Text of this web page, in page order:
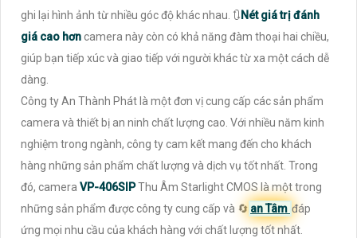
ghi lại hình ảnh từ nhiều góc độ khác nhau. 🔃 Nét giá trị đánh
giá cao hơncamera này còn có khả năng đàm thoại hai chiều,
giúp bạn tiếp xúc và giao tiếp với người khác từ xa một cách dễ
dàng.
Công ty An Thành Phát là một đơn vị cung cấp các sản phẩm
camera và thiết bị an ninh chất lượng cao. Với nhiều năm kinh
nghiệm trong ngành, công ty cam kết mang đến cho khách
hàng những sản phẩm chất lượng và dịch vụ tốt nhất. Trong
đó, camera VP-406SIPThu Âm Starlight CMOS là một trong
những sản phẩm được công ty cung cấp và 🔄 an Tâm đáp
ứng mọi nhu cầu của khách hàng với chất lượng tốt nhất.